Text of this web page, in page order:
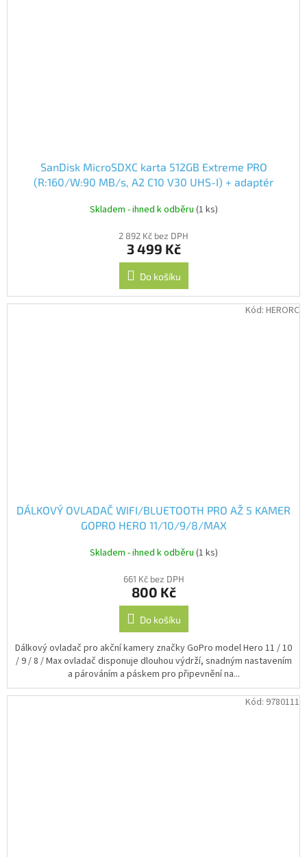
SanDisk MicroSDXC karta 512GB Extreme PRO
(R:160/W:90 MB/s, A2 C10 V30 UHS-I) + adaptér
Skladem - ihned k odběru (1 ks)
2 892 Kč bez DPH
3 499 Kč
Do košíku
DÁLKOVÝ OVLADAČ WIFI/BLUETOOTH PRO AŽ 5 KAMER
GOPRO HERO 11/10/9/8/MAX
Skladem - ihned k odběru (1 ks)
661 Kč bez DPH
800 Kč
Do košíku
Dálkový ovladač pro akční kamery značky GoPro model Hero 11 / 10
/ 9 / 8 / Max ovladač disponuje dlouhou výdrží, snadným nastavením
a párováním a páskem pro připevnění na...
Kód: HERORC
Kód: 9780111